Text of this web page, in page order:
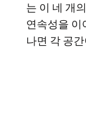
는 이 네 개
연속성을 이
나면 각 공